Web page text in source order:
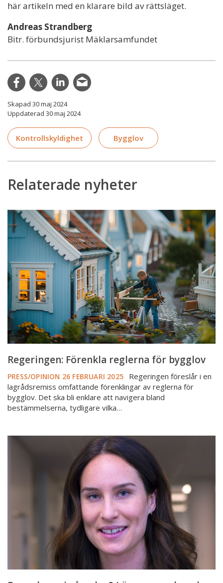
här artikeln med en klarare bild av rättsläget.
Andreas Strandberg
Bitr. förbundsjurist Mäklarsamfundet
Skapad 30 maj 2024
Uppdaterad 30 maj 2024
Kontrollskyldighet Bygglov
Relaterade nyheter
Regeringen:
Förenkla
reglerna
Regeringen: Förenkla reglerna för bygglov
PRESS/OPINION 26 FEBRUARI 2025
Regeringen föreslår i en
lagrådsremiss omfattande förenklingar av reglerna för
bygglov. Det ska bli enklare att navigera bland
bestämmelserna, tydligare vilka…
Byggplaner
altaner
uteplatser
här!